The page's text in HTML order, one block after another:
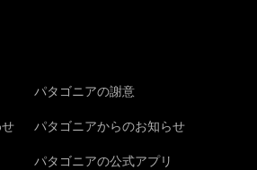
パタゴニアの謝意
パタゴニアからのお知らせ
パタゴニアの公式アプリ